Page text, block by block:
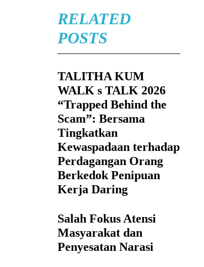
RELATED
POSTS
TALITHA KUM
WALK s TALK 2026
“Trapped Behind the
Scam”: Bersama
Tingkatkan
Kewaspadaan terhadap
Perdagangan Orang
Berkedok Penipuan
Kerja Daring
Salah Fokus Atensi
Masyarakat dan
Penyesatan Narasi